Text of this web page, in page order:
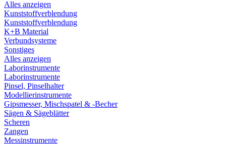
Alles anzeigen
Kunststoffverblendung
Kunststoffverblendung
K+B Material
Verbundsysteme
Sonstiges
Alles anzeigen
Laborinstrumente
Laborinstrumente
Pinsel, Pinselhalter
Modellierinstrumente
Gipsmesser, Mischspatel & -Becher
Sägen & Sägeblätter
Scheren
Zangen
Messinstrumente